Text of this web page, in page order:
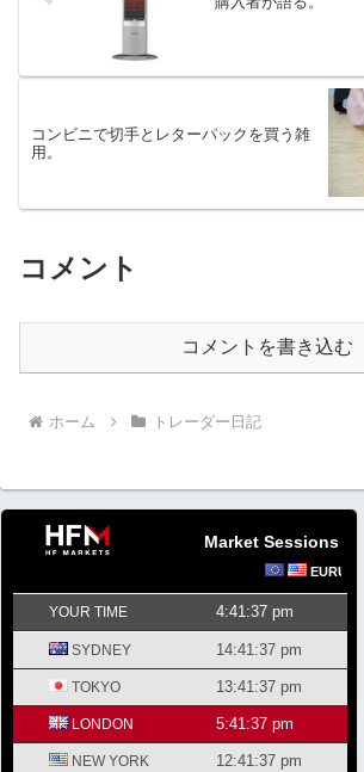
コンビニで切手とレターパックを買う雑
用。
コメント
コメントを書き込む
ホーム トレーダー日記
Market Sessions